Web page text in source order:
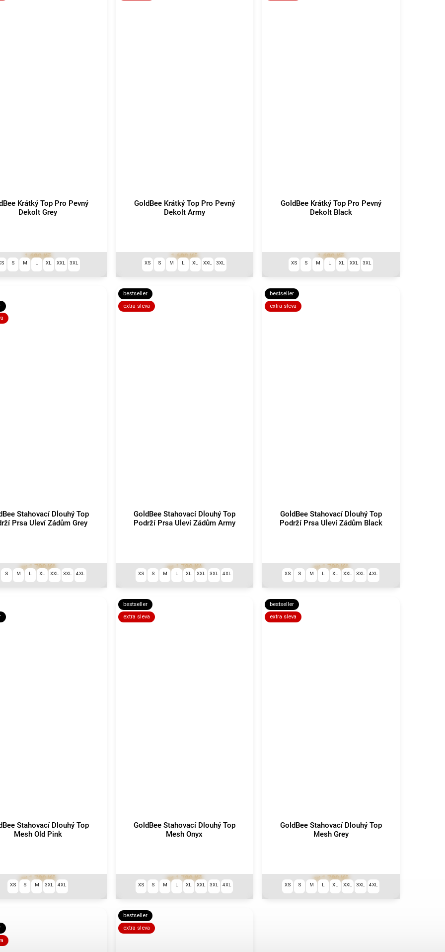
Krátký Top Pro Pevný
Dekolt Grey
1 690 Kč
S M L XL XXL 3XL
GoldBee Krátký Top Pro Pevný
Dekolt Army
1 690 Kč
XS S M L XL XXL 3XL
GoldBee Krátký Top Pro Pevný
Dekolt Black
1 690 Kč
XS S M L XL XXL 3XL
Stahovací Dlouhý Top
Prsa Uleví Zádům Grey
od1 790 Kč
S M L XL XXL 3XL 4XL
bestseller
extra sleva
GoldBee Stahovací Dlouhý Top
Podrží Prsa Uleví Zádům Army
od1 790 Kč
XS S M L XL XXL 3XL 4XL
bestseller
extra sleva
GoldBee Stahovací Dlouhý Top
Podrží Prsa Uleví Zádům Black
od1 790 Kč
XS S M L XL XXL 3XL 4XL
Stahovací Dlouhý Top
Mesh Old Pink
od1 790 Kč
XS S M 3XL 4XL
bestseller
extra sleva
GoldBee Stahovací Dlouhý Top
Mesh Onyx
od1 790 Kč
XS S M L XL XXL 3XL 4XL
bestseller
extra sleva
GoldBee Stahovací Dlouhý Top
Mesh Grey
od1 790 Kč
XS S M L XL XXL 3XL 4XL
bestseller
extra sleva